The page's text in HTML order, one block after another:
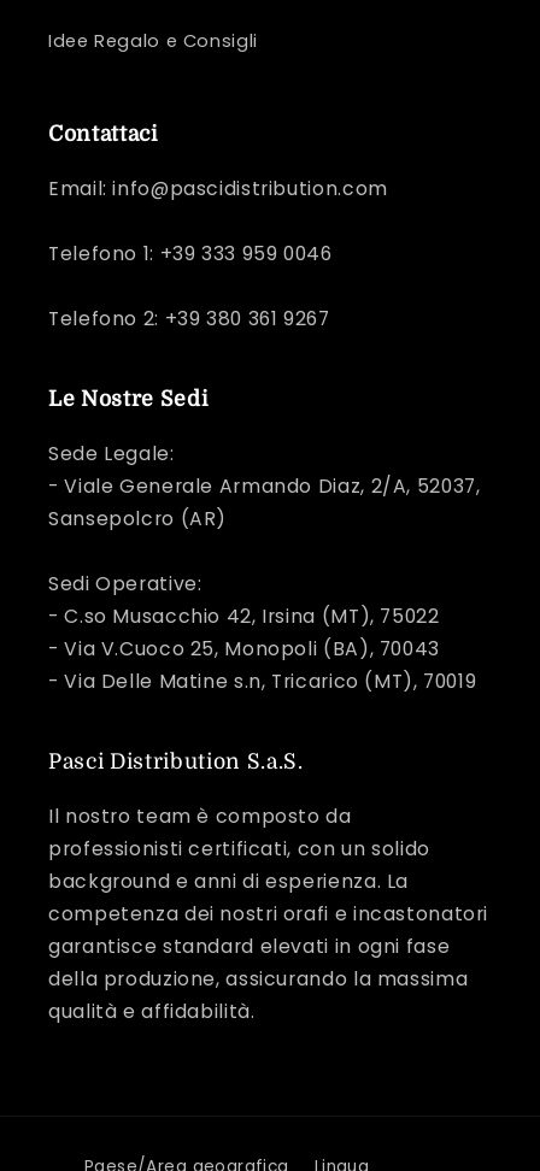
Idee Regalo e Consigli
Contattaci
Email: info@pascidistribution.com
Telefono 1: +39 333 959 0046
Telefono 2: +39 380 361 9267
Le Nostre Sedi
Sede Legale:
- Viale Generale Armando Diaz, 2/A, 52037,
Sansepolcro (AR)
Sedi Operative:
- C.so Musacchio 42, Irsina (MT), 75022
- Via V.Cuoco 25, Monopoli (BA), 70043
- Via Delle Matine s.n, Tricarico (MT), 70019
Pasci Distribution S.a.S.
Il nostro team è composto da
professionisti certificati, con un solido
background e anni di esperienza. La
competenza dei nostri orafi e incastonatori
garantisce standard elevati in ogni fase
della produzione, assicurando la massima
qualità e affidabilità.
Paese/Area geografica Lingua